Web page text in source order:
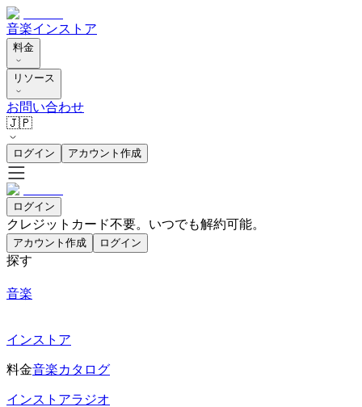
音楽インストア
料金
リソース
お問い合わせ
🇯🇵
ログイン アカウント作成
ログイン
クレジットカード不要。いつでも解約可能。
アカウント作成 ログイン
探す
音楽
インストア
料金音楽カタログ
インストアラジオ